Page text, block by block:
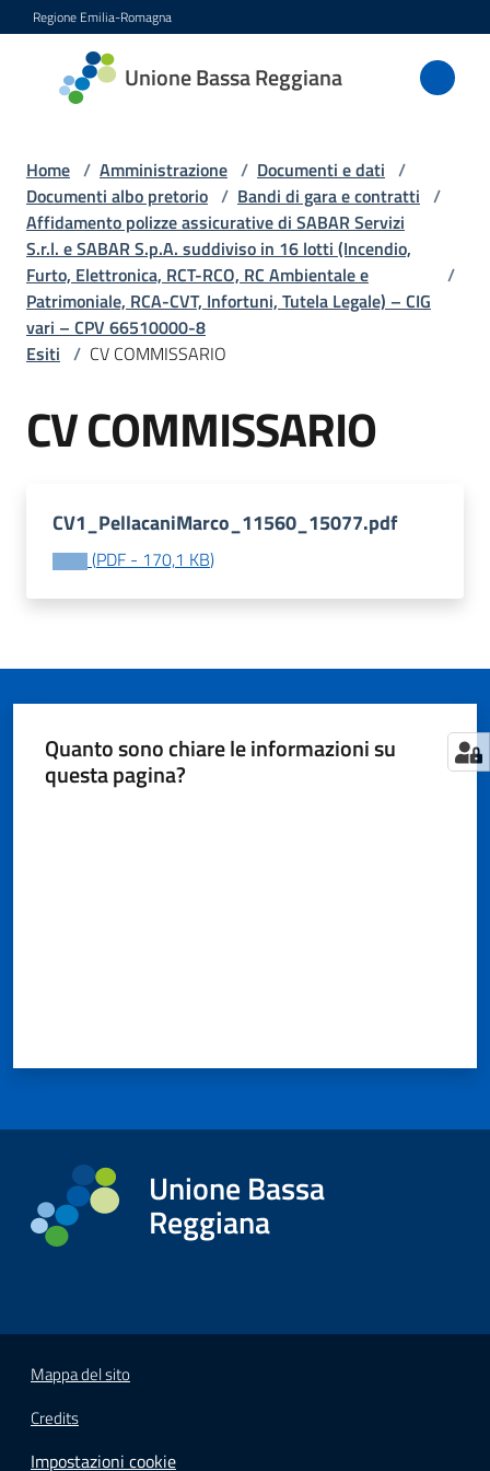
Vai al contenuto
Vai alla navigazione
Vai al footer
Regione Emilia-Romagna
Unione Bassa Reggiana
Unione
Bassa
Amministrazione
Menu selezionato
Novità
Servizi
Vivere
l'Unione
Tutti
gli
Home / Amministrazione / Documenti e dati /
Documenti albo pretorio / Bandi di gara e contratti /
Affidamento polizze assicurative di SABAR Servizi
S.r.l. e SABAR S.p.A. suddiviso in 16 lotti (Incendio,
Furto, Elettronica, RCT-RCO, RC Ambientale e
Patrimoniale, RCA-CVT, Infortuni, Tutela Legale) – CIG
vari – CPV 66510000-8
/
Esiti / CV COMMISSARIO
CV COMMISSARIO
CV1_PellacaniMarco_11560_15077.pdf
(PDF - 170,1 KB)
Quanto sono chiare le informazioni su
questa pagina?
Unione Bassa
Reggiana
Mappa del sito
Credits
Impostazioni cookie